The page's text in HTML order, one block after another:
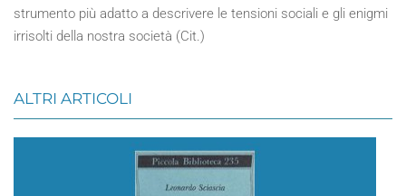
strumento più adatto a descrivere le tensioni sociali e gli enigmi
irrisolti della nostra società (Cit.)
ALTRI ARTICOLI